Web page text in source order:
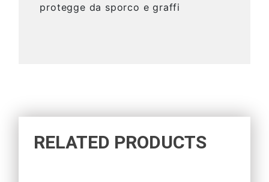
protegge da sporco e graffi
RELATED PRODUCTS